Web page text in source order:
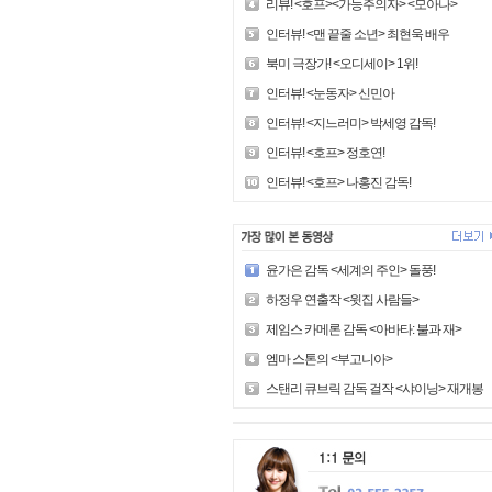
리뷰! <호프><가능주의자> <모아나>
인터뷰! <맨 끝줄 소년> 최현욱 배우
북미 극장가! <오디세이> 1위!
인터뷰! <눈동자> 신민아
인터뷰! <지느러미> 박세영 감독!
인터뷰! <호프> 정호연!
인터뷰! <호프> 나홍진 감독!
윤가은 감독 <세계의 주인> 돌풍!
하정우 연출작 <윗집 사람들>
제임스 카메론 감독 <아바타: 불과 재>
엠마 스톤의 <부고니아>
스탠리 큐브릭 감독 걸작 <샤이닝> 재개봉!